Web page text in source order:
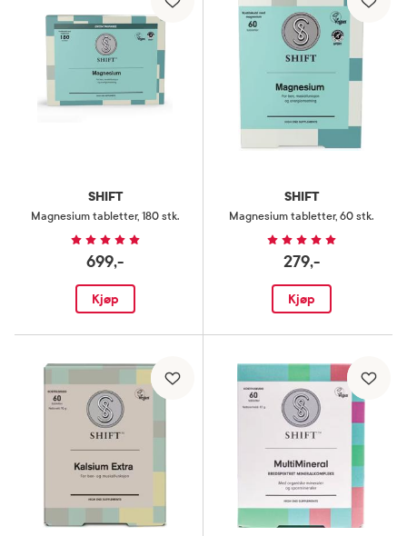
SHIFT
Magnesium tabletter, 180 stk.
699,-
Kjøp
SHIFT
Magnesium tabletter, 60 stk.
279,-
Kjøp